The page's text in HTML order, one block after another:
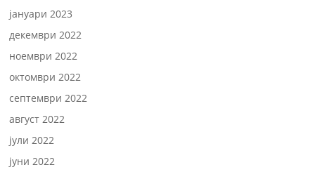
јануари 2023
декември 2022
ноември 2022
октомври 2022
септември 2022
август 2022
јули 2022
јуни 2022